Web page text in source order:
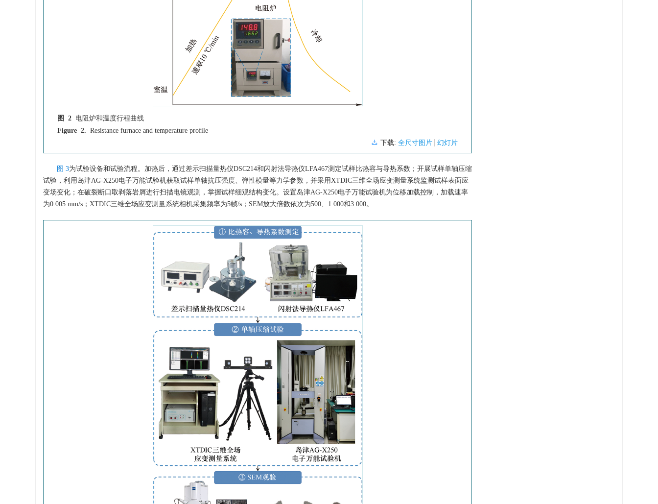
图 2 电阻炉和温度行程曲线
Figure 2. Resistance furnace and temperature profile
下载: 全尺寸图片 幻灯片
图 3为试验设备和试验流程。加热后，通过差示扫描量热仪DSC214和闪射法导热仪LFA467测定试样比热容与导热系数；开展试样单轴压缩
试验，利用岛津AG-X250电子万能试验机获取试样单轴抗压强度、弹性模量等力学参数，并采用XTDIC三维全场应变测量系统监测试样表面应
变场变化；在破裂断口取剥落岩屑进行扫描电镜观测，掌握试样细观结构变化。设置岛津AG-X250电子万能试验机为位移加载控制，加载速率
为0.005 mm/s；XTDIC三维全场应变测量系统相机采集频率为5帧/s；SEM放大倍数依次为500、1 000和3 000。